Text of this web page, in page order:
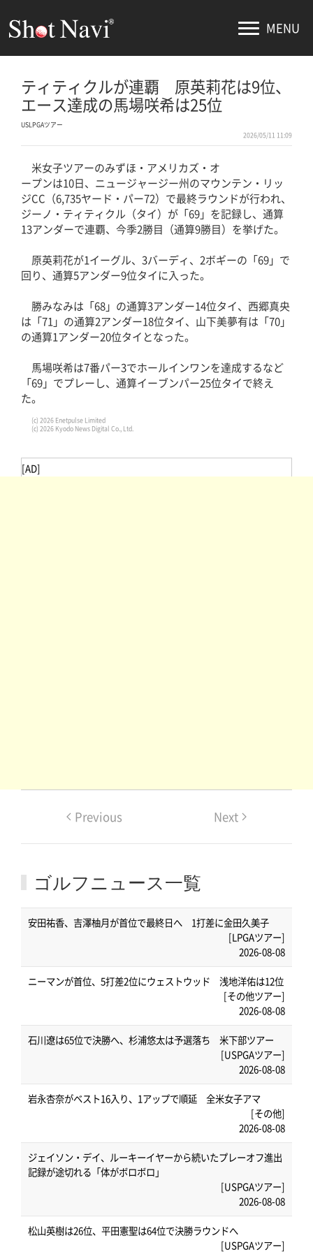
MENU
ティティクルが連覇 原英莉花は9位、
エース達成の馬場咲希は25位
USLPGAツアー
2026/05/11 11:09
米女子ツアーのみずほ・アメリカズ・オ
ープンは10日、ニュージャージー州のマウンテン・リッ
ジCC（6,735ヤード・パー72）で最終ラウンドが行われ、
ジーノ・ティティクル（タイ）が「69」を記録し、通算
13アンダーで連覇、今季2勝目（通算9勝目）を挙げた。
原英莉花が1イーグル、3バーディ、2ボギーの「69」で
回り、通算5アンダー9位タイに入った。
勝みなみは「68」の通算3アンダー14位タイ、西郷真央
は「71」の通算2アンダー18位タイ、山下美夢有は「70」
の通算1アンダー20位タイとなった。
馬場咲希は7番パー3でホールインワンを達成するなど
「69」でプレーし、通算イーブンパー25位タイで終え
た。
(c) 2026 Enetpulse Limited
(c) 2026 Kyodo News Digital Co., Ltd.
[AD]
Previous Next
ゴルフニュース一覧
安田祐香、吉澤柚月が首位で最終日へ 1打差に金田久美子
[LPGAツアー]
2026-08-08
ニーマンが首位、5打差2位にウェストウッド 浅地洋佑は12位
[その他ツアー]
2026-08-08
石川遼は65位で決勝へ、杉浦悠太は予選落ち 米下部ツアー
[USPGAツアー]
2026-08-08
岩永杏奈がベスト16入り、1アップで順延 全米女子アマ
[その他]
2026-08-08
ジェイソン・デイ、ルーキーイヤーから続いたプレーオフ進出
記録が途切れる「体がボロボロ」
[USPGAツアー]
2026-08-08
松山英樹は26位、平田憲聖は64位で決勝ラウンドへ
[USPGAツアー]